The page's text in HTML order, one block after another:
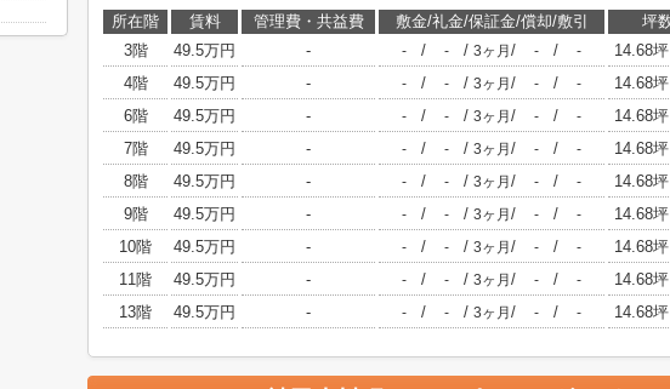
所在階 賃料 管理費・共益費 敷金/礼金/保証金/償却/敷引 坪
3階
49.5万円 - - / - / 3ヶ月 / - / - 14.68
4階
49.5万円 - - / - / 3ヶ月 / - / - 14.68
6階
49.5万円 - - / - / 3ヶ月 / - / - 14.68
7階
49.5万円 - - / - / 3ヶ月 / - / - 14.68
8階
49.5万円 - - / - / 3ヶ月 / - / - 14.68
9階
49.5万円 - - / - / 3ヶ月 / - / - 14.68
10階
49.5万円 - - / - / 3ヶ月 / - / - 14.68
11階
49.5万円 - - / - / 3ヶ月 / - / - 14.68
13階
49.5万円 - - / - / 3ヶ月 / - / - 14.68